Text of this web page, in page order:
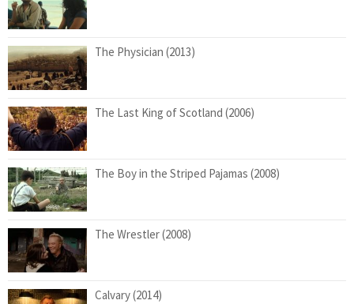
The Physician (2013)
The Last King of Scotland (2006)
The Boy in the Striped Pajamas (2008)
The Wrestler (2008)
Calvary (2014)